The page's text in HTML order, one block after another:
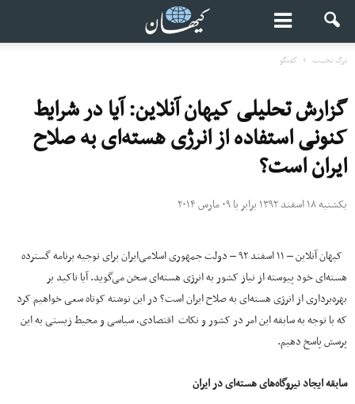
برگ نخست گفتگو
گزارش تحلیلی کیهان آنلاین: آیا در شرایط
کنونی استفاده از انرژی هسته‌ای به صلاح
ایران است؟
یکشنبه ۱۸ اسفند ۱۳۹۲ برابر با ۰۹ مارس ۲۰۱۴
کیهان آنلاین – ۱۱ اسفند ۹۲ – دولت جمهوری اسلامی‌ایران برای توجیه برنامه گسترده
هسته‌ای خود پیوسته از نیاز کشور به انرژی هسته‌ای سخن می‌گوید. آیا تاکید بر
بهره‌برداری از انرژی هسته‌ای به صلاح ایران است؟ در این نوشته کوتاه سعی خواهیم کرد
که با توجه به سابقه این امر در کشور و نکات اقتصادی، سیاسی و محیط زیستی به این
پرسش پاسخ دهیم.
سابقه ایجاد نیروگاه‌های هسته‌ای در ایران